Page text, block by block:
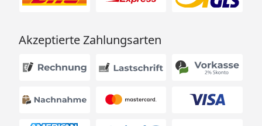
Akzeptierte Zahlungsarten